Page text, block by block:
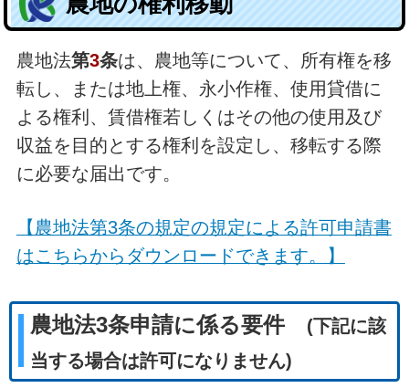
農地法第3条は、農地等について、所有権を移
転し、または地上権、永小作権、使用貸借に
よる権利、賃借権若しくはその他の使用及び
収益を目的とする権利を設定し、移転する際
に必要な届出です。
【農地法第3条の規定の規定による許可申請書
はこちらからダウンロードできます。】
農地法3条申請に係る要件
(下記に該
当する場合は許可になりません)